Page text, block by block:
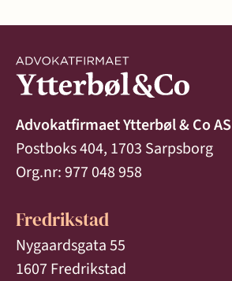
Advokatfirmaet Ytterbøl & Co AS
Postboks 404, 1703 Sarpsborg
Org.nr: 977 048 958
Fredrikstad
Nygaardsgata 55
1607 Fredrikstad